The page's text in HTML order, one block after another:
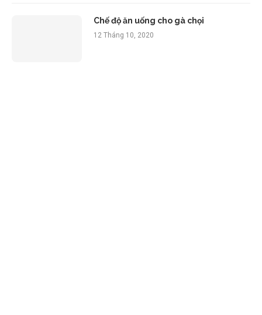
Chế độ ăn uống cho gà chọi
12 Tháng 10, 2020